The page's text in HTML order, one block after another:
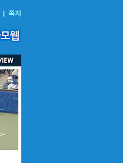
| 쪽지